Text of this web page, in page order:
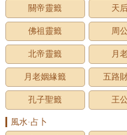
關帝靈籤 天
佛祖靈籤 周
北帝靈籤 月
月老姻緣籤 五路
孔子聖籤 王
風水·占卜